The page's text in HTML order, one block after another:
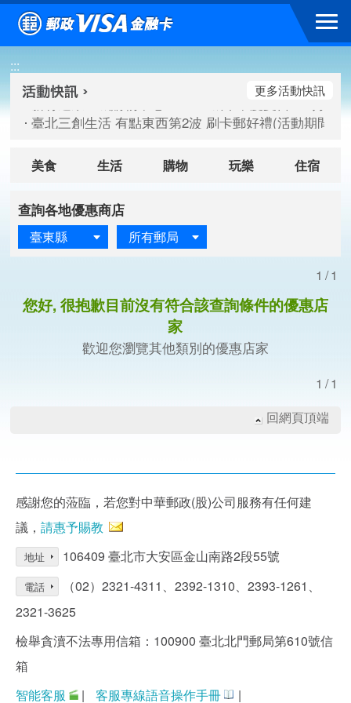
跳到主要內容區塊
:::
新竹遠東巨城購物中心 2026巨城年中慶夏日BIG好刷(
桃園大江國際購物中心 好饗去大江檔期(活動期間：
新竹遠東巨城購物中心 2026巨城年中慶夏日BIG好刷(
臺北三創生活 有點東西第2波 刷卡郵好禮(活動期間：
更多活動快訊
美食 生活 購物 玩樂 住宿
查詢各地優惠商店
臺東縣 所有郵局
1/1
您好, 很抱歉目前沒有符合該查詢條件的優惠店
家
歡迎您瀏覽其他類別的優惠店家
1/1
回網頁頂端
感謝您的蒞臨，若您對中華郵政(股)公司服務有任何建
議， 請惠予賜教
地址 106409 臺北市大安區金山南路2段55號
電話
（02）2321-4311、2392-1310、2393-1261、
2321-3625
檢舉貪瀆不法專用信箱：100900 臺北北門郵局第610號信
箱
智能客服
| 客服專線語音操作手冊 |